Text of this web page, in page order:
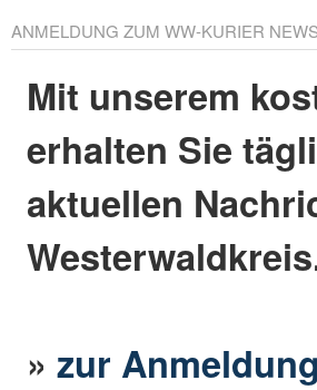
ANMELDUNG ZUM WW-KURIER
Mit unserem
erhalten Sie
aktuellen
»zur Anmeldung